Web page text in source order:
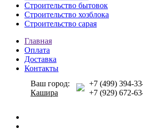
Строительство бытовок
Строительство хозблока
Строительство сарая
Главная
Оплата
Доставка
Контакты
Ваш город:
Кашира
+7 (499) 394-
+7 (929) 672-